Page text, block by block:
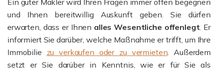
und Ihnen bereitwillig Auskunft geben. Sie dürfen
erwarten, dass er Ihnen alles Wesentliche offenlegt . Er
informiert Sie darüber, welche Maßnahme er trifft, um Ihre
Immobilie zu verkaufen oder zu vermieten . Außerdem
setzt er Sie darüber in Kenntnis, wie er für Sie als